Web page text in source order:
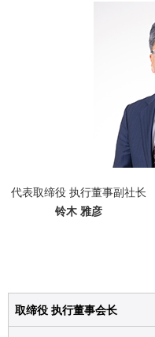
代表取缔役 执行董事副社长
铃木 雅彦
取缔役 执行董事会长